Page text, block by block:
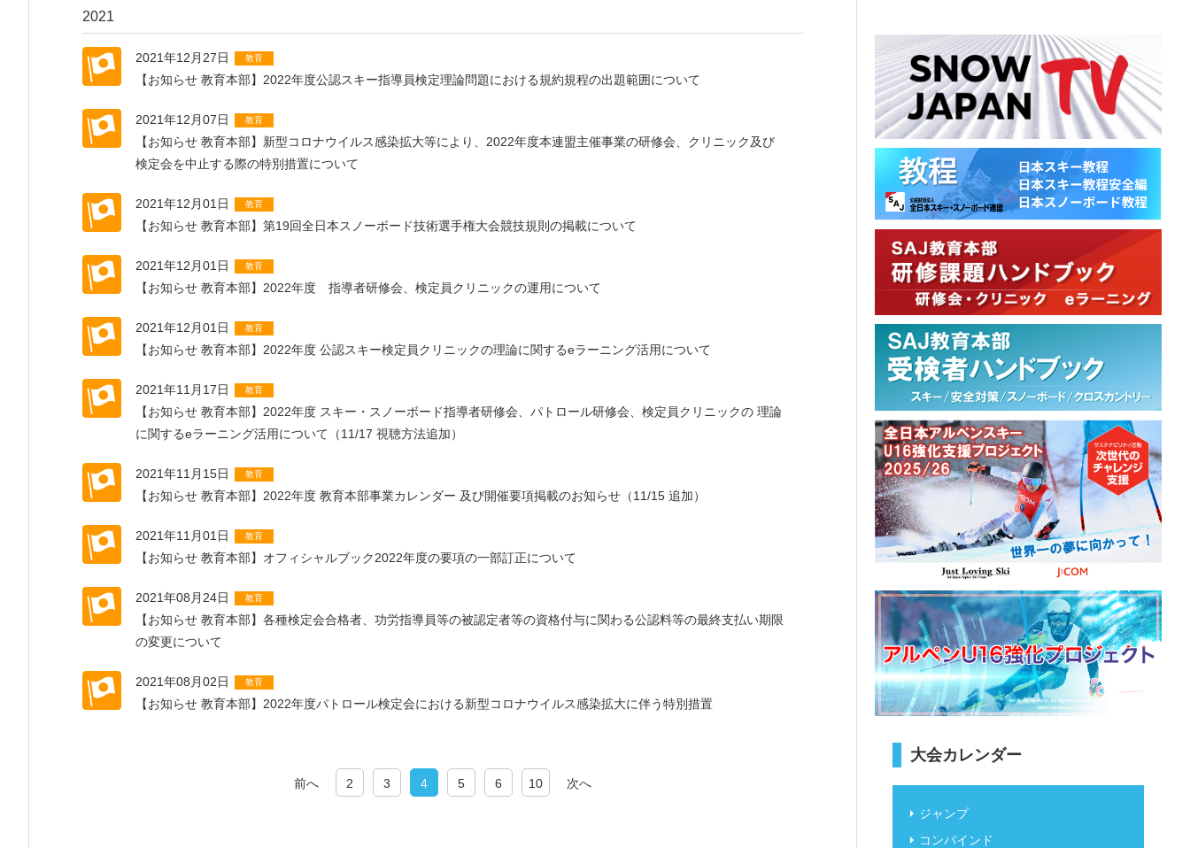
2021
2021年12月27日 教育
【お知らせ 教育本部】2022年度公認スキー指導員検定理論問題における規約規程の出題範囲について
2021年12月07日 教育
【お知らせ 教育本部】新型コロナウイルス感染拡大等により、2022年度本連盟主催事業の研修会、クリニック及び
検定会を中止する際の特別措置について
2021年12月01日 教育
【お知らせ 教育本部】第19回全日本スノーボード技術選手権大会競技規則の掲載について
2021年12月01日 教育
【お知らせ 教育本部】2022年度 指導者研修会、検定員クリニックの運用について
2021年12月01日 教育
【お知らせ 教育本部】2022年度 公認スキー検定員クリニックの理論に関するeラーニング活用について
2021年11月17日 教育
【お知らせ 教育本部】2022年度 スキー・スノーボード指導者研修会、パトロール研修会、検定員クリニックの 理論
に関するeラーニング活用について（11/17 視聴方法追加）
2021年11月15日 教育
【お知らせ 教育本部】2022年度 教育本部事業カレンダー 及び開催要項掲載のお知らせ（11/15 追加）
2021年11月01日 教育
【お知らせ 教育本部】オフィシャルブック2022年度の要項の一部訂正について
2021年08月24日 教育
【お知らせ 教育本部】各種検定会合格者、功労指導員等の被認定者等の資格付与に関わる公認料等の最終支払い期限
の変更について
2021年08月02日 教育
【お知らせ 教育本部】2022年度パトロール検定会における新型コロナウイルス感染拡大に伴う特別措置
前へ 2 3 4 5 6 10 次へ
大会カレンダー
ジャンプ
コンバインド